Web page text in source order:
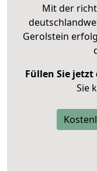
Mit der
Gerolstein
Füllen Sie
Sie